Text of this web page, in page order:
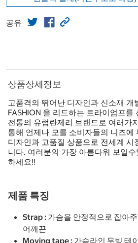
공유
상품상세정보
고품격의 뛰어난 디자인과 신소재 개
FASHION 을 리드하는 트라이엄프를
전통의 유럽란제리 브랜드로 여러가
통해 언제나 모를 소비자들의 니즈에
디자인과 고품질 상품으로 전세계 시
니다. 여러분의 가장 아름다워 보일수
하세요!!
제품 특징
Strap : 가슴을 안정적으로 잡아
어깨끈
Moving tape : 가슴라인 무빙 테